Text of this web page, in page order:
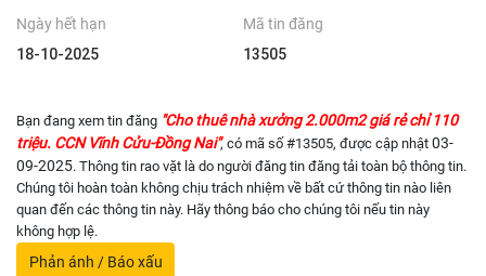
Ngày hết hạn
18-10-2025
Mã tin đăng
13505
Bạn đang xem tin đăng "Cho thuê nhà xưởng 2.000m2 giá rẻ chỉ 110
triệu. CCN Vĩnh Cửu-Đồng Nai", có mã số #13505, được cập nhật 03-
09-2025. Thông tin rao vặt là do người đăng tin đăng tải toàn bộ thông tin.
Chúng tôi hoàn toàn không chịu trách nhiệm về bất cứ thông tin nào liên
quan đến các thông tin này. Hãy thông báo cho chúng tôi nếu tin này
không hợp lệ.
Phản ánh / Báo xấu